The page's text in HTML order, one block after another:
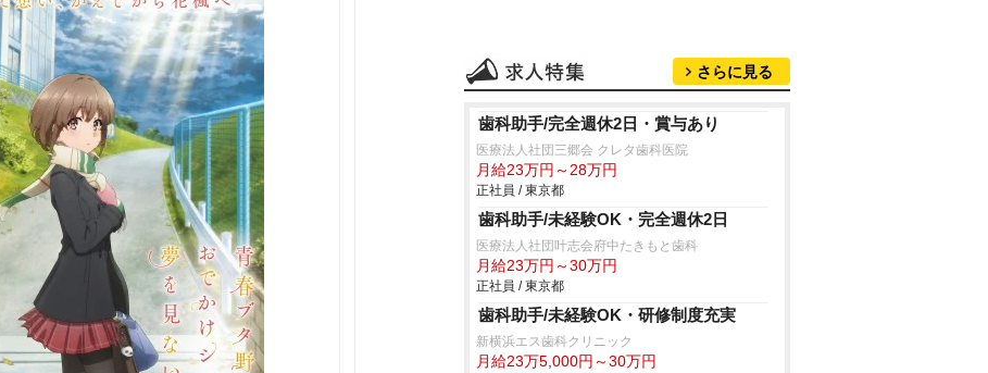
さらに見る
歯科助手/完全週休2日・賞与あり
医療法人社団三郷会 クレタ歯科医院
月給23万円～28万円
正社員 / 東京都
歯科助手/未経験OK・完全週休2日
医療法人社団叶志会府中たきもと歯科
月給23万円～30万円
正社員 / 東京都
歯科助手/未経験OK・研修制度充実
新横浜エス歯科クリニック
月給23万5,000円～30万円